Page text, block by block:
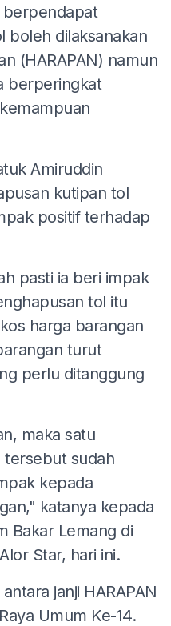
berpendapat
boleh dilaksanakan
(HARAPAN) namun
berperingkat
Amiruddin
kutipan tol
positif terhadap
pasti ia beri impak
tol itu
harga barangan
turut
perlu ditanggung
maka satu
tersebut sudah
kepada
katanya kepada
Bakar Lemang di
Star, hari ini.
janji HARAPAN
Umum Ke-14.